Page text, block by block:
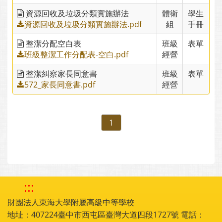
資源回收及垃圾分類實施辦法
資源回收及垃圾分類實施辦法.pdf
體衛
組
學生
手冊
整潔分配空白表
班級整潔工作分配表-空白.pdf
班級
經營
表單
整潔糾察家長同意書
572_家長同意書.pdf
班級
經營
表單
1
:::
財團法人東海大學附屬高級中等學校
地址：407224臺中市西屯區臺灣大道四段1727號 電話：